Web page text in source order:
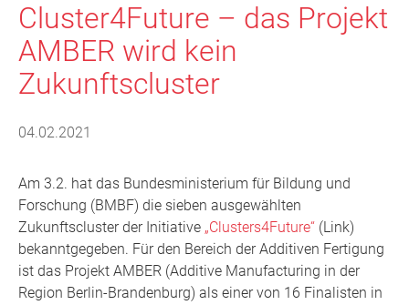
Cluster4Future – das Projekt
AMBER wird kein
Zukunftscluster
04.02.2021
Am 3.2. hat das Bundesministerium für Bildung und
Forschung (BMBF) die sieben ausgewählten
Zukunftscluster der Initiative „Clusters4Future“ (Link)
bekanntgegeben. Für den Bereich der Additiven Fertigung
ist das Projekt AMBER (Additive Manufacturing in der
Region Berlin-Brandenburg) als einer von 16 Finalisten in